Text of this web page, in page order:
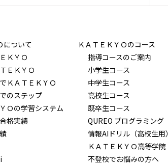
について
ＫＹＯ
ＥＫＹＯ
ＫＡＴＥＫＹＯ
のステップ
Ｏの学習システム
格実績
ＫＡＴＥＫＹＯのコース
指導コースのご案内
小学生コース
中学生コース
高校生コース
既卒生コース
QUREO プログラミング
情報AIドリル（高校生用）
ＫＡＴＥＫＹＯ高等学院
不登校でお悩みの方へ